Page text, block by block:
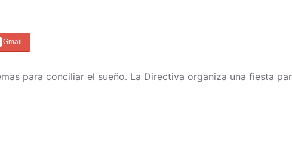
para conciliar el sueño. La Directiva organiza una fiesta